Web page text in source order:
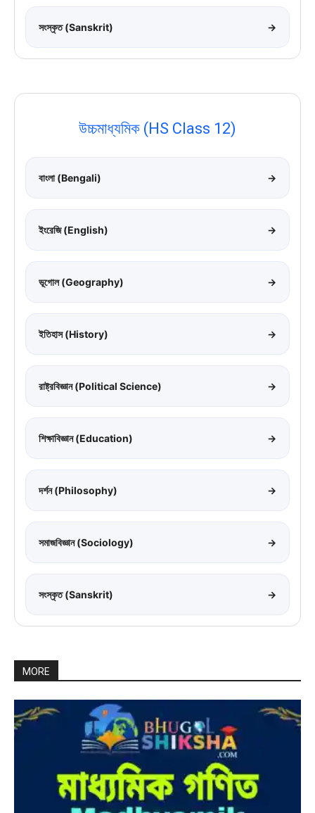
সংস্কৃত (Sanskrit) →
উচ্চমাধ্যমিক (HS Class 12)
বাংলা (Bengali) →
ইংরেজি (English) →
ভূগোল (Geography) →
ইতিহাস (History) →
রাষ্ট্রবিজ্ঞান (Political Science) →
শিক্ষাবিজ্ঞান (Education) →
দর্শন (Philosophy) →
সমাজবিজ্ঞান (Sociology) →
সংস্কৃত (Sanskrit) →
MORE